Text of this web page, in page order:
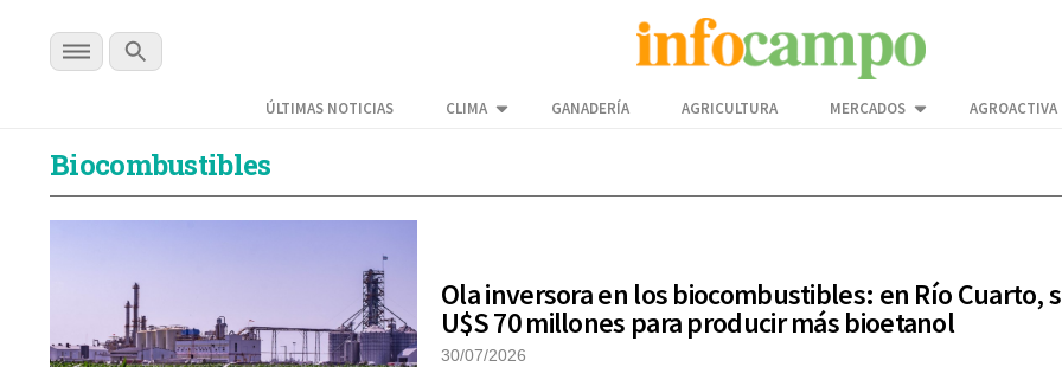
ÚLTIMAS NOTICIAS CLIMA GANADERÍA AGRICULTURA MERCADOS AGROACTIVA
Biocombustibles
Ola inversora en los biocombustibles: en Río Cuarto,
U$S 70 millones para producir más bioetanol
30/07/2026